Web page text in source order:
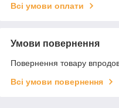
Всі умови оплати
Умови повернення
Повернення товару
Всі умови повернення